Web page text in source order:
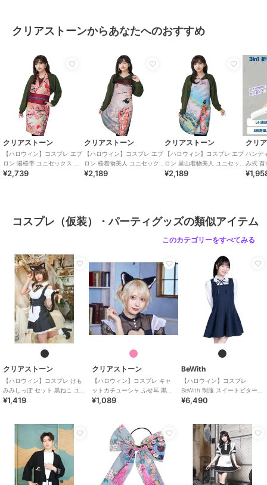
クリアストーンからあなたへのおすすめ
クリアストーン
【ハロウィン】コスプレ エプ
ロン 陽桜帯 ユニセックス ピ
ンク
¥2,739
クリアストーン
【ハロウィン】コスプレ エプ
ロン 桜着物美人 ユニセック
ス ピンク
¥2,189
クリアストーン
【ハロウィン】コスプレ エプ
ロン 里山着物美人 ユニセッ
クス ブルー
¥2,189
クリ
ハンデ
み式 首
デザイ
コスプレ（仮装）・パーティグッズの類似アイテム
このカテゴリーをすべてみる
クリアストーン
【ハロウィン】コスプレ けも
みみしっぽ セット 黒ねこ ユニ
セックス ブラック
¥1,419
クリアストーン
【ハロウィン】コスプレ キャ
ットカチューシャ ふせ耳 黒×
ピンク ユニセックス
¥1,089
BeWith
【ハロウィン】コスプレ
BeWith 制服 スイートビター学
園ブラック かわいい
¥6,490